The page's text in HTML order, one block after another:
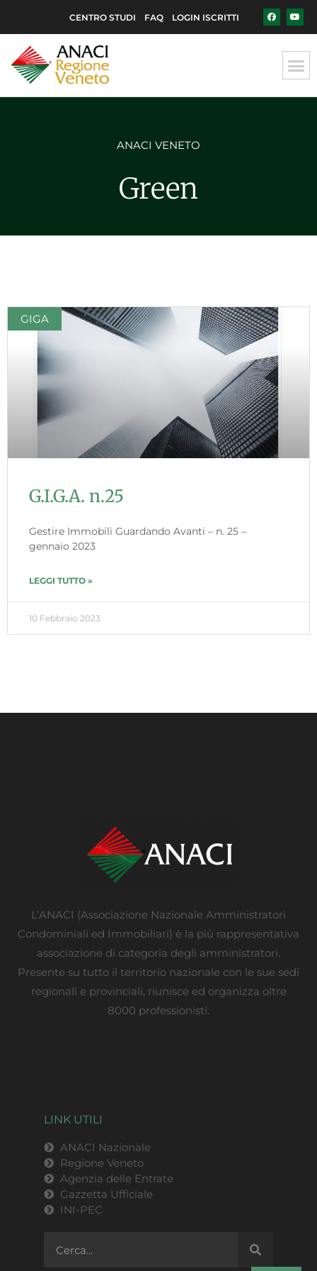
CENTRO STUDI FAQ LOGIN ISCRITTI
ANACI VENETO
Green
GIGA
G.I.G.A. n.25
Gestire Immobili Guardando Avanti – n. 25 –
gennaio 2023
LEGGI TUTTO »
10 Febbraio 2023
L’ANACI (Associazione Nazionale Amministratori
Condominiali ed Immobiliari) è la più rappresentativa
associazione di categoria degli amministratori.
Presente su tutto il territorio nazionale con le sue sedi
regionali e provinciali, riunisce ed organizza oltre
8000 professionisti.
LINK UTILI
ANACI Nazionale
Regione Veneto
Agenzia delle Entrate
Gazzetta Ufficiale
INI-PEC